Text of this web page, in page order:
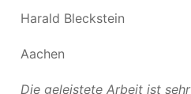
Harald Bleckstein
Aachen
Die geleistete Arbeit ist